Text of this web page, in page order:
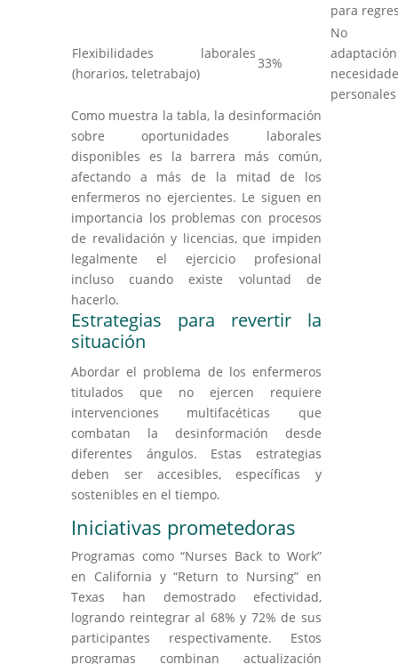
para
Flexibilidades laborales
(horarios, teletrabajo)
33%
No
personales
Como muestra la tabla, la desinformación
sobre oportunidades laborales
disponibles es la barrera más común,
afectando a más de la mitad de los
enfermeros no ejercientes. Le siguen en
importancia los problemas con procesos
de revalidación y licencias, que impiden
legalmente el ejercicio profesional
incluso cuando existe voluntad de
hacerlo.
Estrategias para revertir la
situación
Abordar el problema de los enfermeros
titulados que no ejercen requiere
intervenciones multifacéticas que
combatan la desinformación desde
diferentes ángulos. Estas estrategias
deben ser accesibles, específicas y
sostenibles en el tiempo.
Iniciativas prometedoras
Programas como “Nurses Back to Work”
en California y “Return to Nursing” en
Texas han demostrado efectividad,
logrando reintegrar al 68% y 72% de sus
participantes respectivamente. Estos
programas combinan actualización